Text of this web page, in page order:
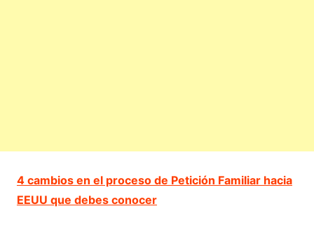
4 cambios en el proceso de Petición Familiar hacia
EEUU que debes conocer